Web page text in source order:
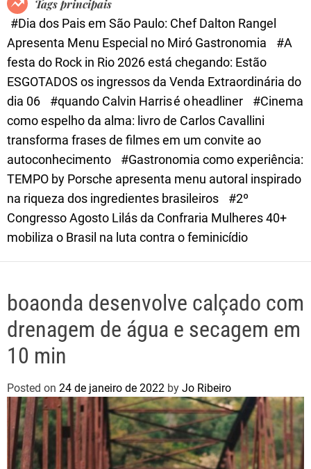
e
Tags principais
#Dia dos Pais em São Paulo: Chef Dalton Rangel
Apresenta Menu Especial no Miró Gastronomia
#A
festa do Rock in Rio 2026 está chegando: Estão
ESGOTADOS os ingressos da Venda Extraordinária do
dia 06
#quando Calvin Harris é o headliner
#Cinema
como espelho da alma: livro de Carlos Cavallini
transforma frases de filmes em um convite ao
autoconhecimento
#Gastronomia como experiência:
TEMPO by Porsche apresenta menu autoral inspirado
na riqueza dos ingredientes brasileiros
#2º
Congresso Agosto Lilás da Confraria Mulheres 40+
mobiliza o Brasil na luta contra o feminicídio
boaonda desenvolve calçado com
drenagem de água e secagem em
10 min
Posted on 24 de janeiro de 2022 by Jo Ribeiro